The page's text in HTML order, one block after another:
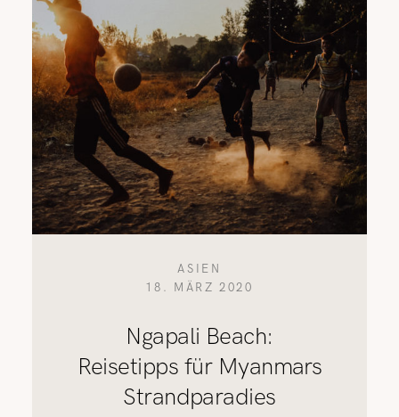
ASIEN
18. MÄRZ 2020
Ngapali Beach:
Reisetipps für Myanmars
Strandparadies
REISETIPPS
SHOP
KONTAKT